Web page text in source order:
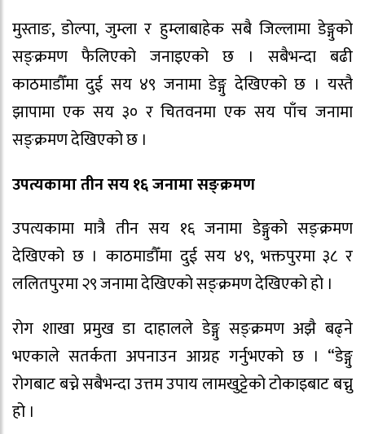
मुस्ताङ, डोल्पा, जुम्ला र हुम्लाबाहेक सबै जिल्लामा डेङ्गुको
सङ्क्रमण फैलिएको जनाइएको छ । सबैभन्दा बढी
काठमाडौँमा दुई सय ४९ जनामा डेङ्गु देखिएको छ । यस्तै
झापामा एक सय ३० र चितवनमा एक सय पाँच जनामा
सङ्क्रमण देखिएको छ ।
उपत्यकामा तीन सय १६ जनामा सङ्क्रमण
उपत्यकामा मात्रै तीन सय १६ जनामा डेङ्गुको सङ्क्रमण
देखिएको छ । काठमाडौँमा दुई सय ४९, भक्तपुरमा ३८ र
ललितपुरमा २९ जनामा देखिएको सङ्क्रमण देखिएको हो ।
रोग शाखा प्रमुख डा दाहालले डेङ्गु सङ्क्रमण अझै बढ्ने
भएकाले सतर्कता अपनाउन आग्रह गर्नुभएको छ । “डेङ्गु
रोगबाट बच्ने सबैभन्दा उत्तम उपाय लामखुट्टेको टोकाइबाट बच्नु
हो ।